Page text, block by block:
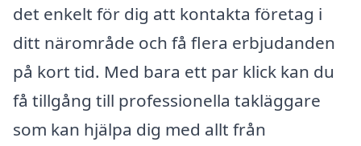
det enkelt för dig att kontakta företag i
ditt närområde och få flera erbjudanden
på kort tid. Med bara ett par klick kan du
få tillgång till professionella takläggare
som kan hjälpa dig med allt från